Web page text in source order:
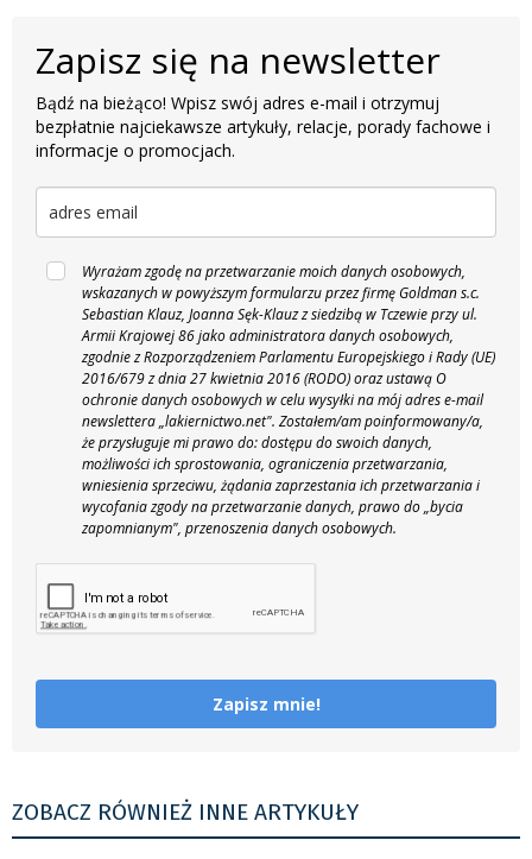
Zapisz się na newsletter
Bądź na bieżąco! Wpisz swój adres e-mail i otrzymuj
bezpłatnie najciekawsze artykuły, relacje, porady fachowe i
informacje o promocjach.
Wyrażam zgodę na przetwarzanie moich danych osobowych,
wskazanych w powyższym formularzu przez firmę Goldman s.c.
Sebastian Klauz, Joanna Sęk-Klauz z siedzibą w Tczewie przy ul.
Armii Krajowej 86 jako administratora danych osobowych,
zgodnie z Rozporządzeniem Parlamentu Europejskiego i Rady (UE)
2016/679 z dnia 27 kwietnia 2016 (RODO) oraz ustawą O
ochronie danych osobowych w celu wysyłki na mój adres e-mail
newslettera „lakiernictwo.net". Zostałem/am poinformowany/a,
że przysługuje mi prawo do: dostępu do swoich danych,
możliwości ich sprostowania, ograniczenia przetwarzania,
wniesienia sprzeciwu, żądania zaprzestania ich przetwarzania i
wycofania zgody na przetwarzanie danych, prawo do „bycia
zapomnianym", przenoszenia danych osobowych.
Zapisz mnie!
ZOBACZ RÓWNIEŻ INNE ARTYKUŁY